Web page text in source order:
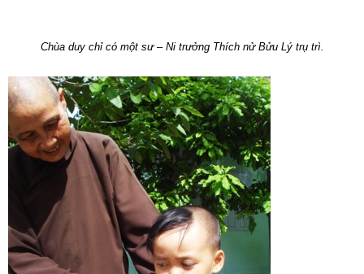
Chùa duy chỉ có một sư – Ni trưởng Thích nử Bửu Lý trụ trì.